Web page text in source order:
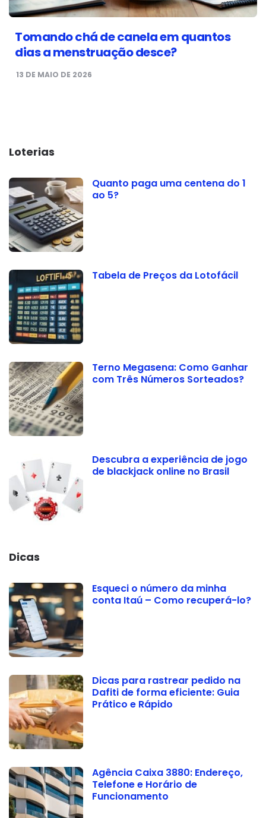
Tomando chá de canela em quantos
dias a menstruação desce?
13 DE MAIO DE 2026
Loterias
Quanto paga uma centena do 1
ao 5?
Tabela de Preços da Lotofácil
Terno Megasena: Como Ganhar
com Três Números Sorteados?
Descubra a experiência de jogo
de blackjack online no Brasil
Dicas
Esqueci o número da minha
conta Itaú – Como recuperá-lo?
Dicas para rastrear pedido na
Dafiti de forma eficiente: Guia
Prático e Rápido
Agência Caixa 3880: Endereço,
Telefone e Horário de
Funcionamento